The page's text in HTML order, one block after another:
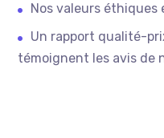
Nos valeurs
Un rapport qualité-
témoignent les avis de